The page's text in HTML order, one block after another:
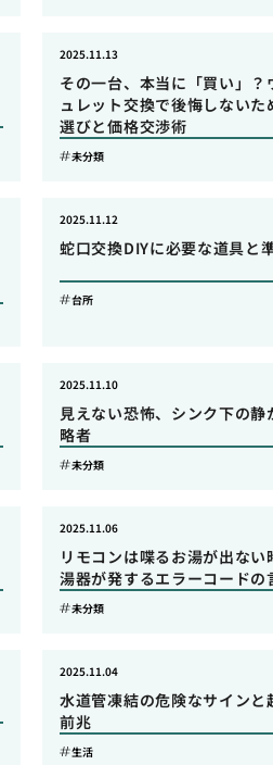
その一台、本当に「買い」？
ュレット交換で後悔しないた
選びと価格交渉術
2025.11.13
未分類
蛇口交換DIYに必要な道具と
2025.11.12
台所
見えない恐怖、シンク下の静
略者
2025.11.10
未分類
リモコンは喋るお湯が出ない
湯器が発するエラーコードの
2025.11.06
未分類
水道管凍結の危険なサインと
前兆
2025.11.04
生活